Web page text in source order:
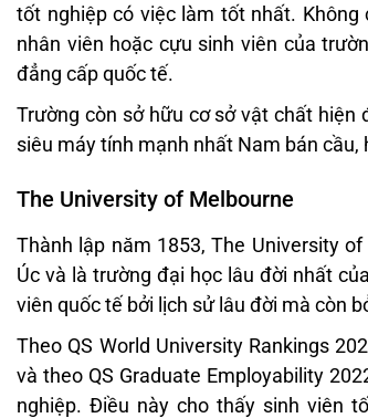
tốt nghiệp có việc làm tốt nhất.
nhân viên hoặc cựu sinh viên của
đẳng cấp quốc tế.
Trường còn sở hữu cơ sở vật chất
siêu máy tính mạnh nhất Nam bán
The University of Melbourne
Thành lập năm 1853, The University of
Úc và là trường đại học lâu đời nhất của
viên quốc tế bởi lịch sử lâu đời mà còn
Theo QS World University Rankings
và theo QS Graduate Employability
nghiệp. Điều này cho thấy sinh viên